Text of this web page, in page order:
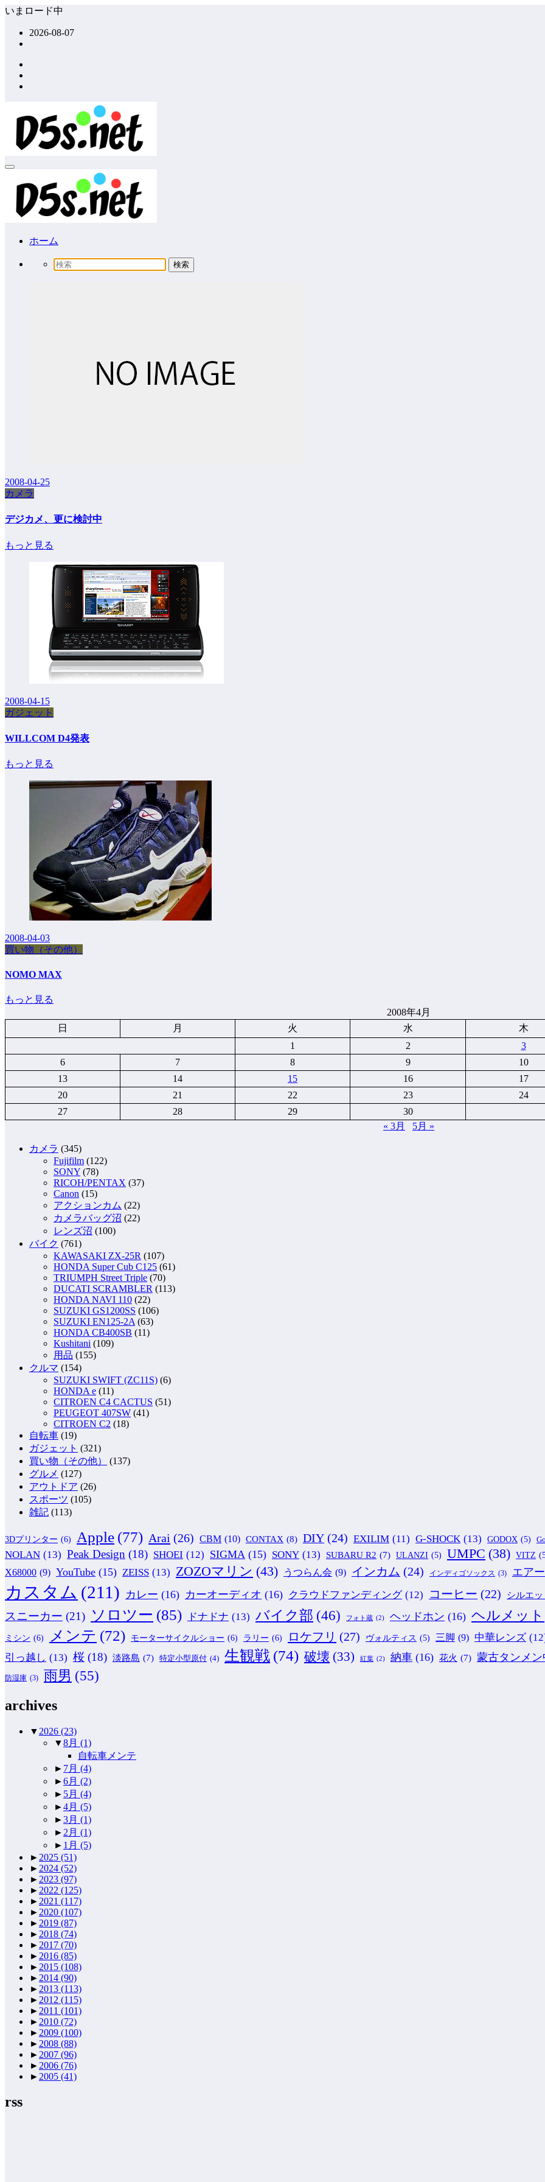
コ
いまロード中
2026-08-07
ホーム
2008-04-25
カメラ
デジカメ、更に検討中
もっと見る
2008-04-15
ガジェット
WILLCOM D4発表
もっと見る
2008-04-03
買い物（その他）
NOMO MAX
もっと見る
2008年4月
日
月 火 水 木
1
2 3
6
7 8 9 10
13
14 15 16 17
20
21 22 23 24
27
28 29
30
« 3月
5月 »
カメラ (345)
Fujifilm (122)
SONY (78)
RICOH/PENTAX (37)
Canon (15)
アクションカム (22)
カメラバッグ沼 (22)
レンズ沼 (100)
バイク (761)
KAWASAKI ZX-25R (107)
HONDA Super Cub C125 (61)
TRIUMPH Street Triple (70)
DUCATI SCRAMBLER (113)
HONDA NAVI 110 (22)
SUZUKI GS1200SS (106)
SUZUKI EN125-2A (63)
HONDA CB400SB (11)
Kushitani (109)
用品 (155)
クルマ (154)
SUZUKI SWIFT (ZC11S) (6)
HONDA e (11)
CITROEN C4 CACTUS (51)
PEUGEOT 407SW (41)
CITROEN C2 (18)
自転車 (19)
ガジェット (321)
買い物（その他）
(137)
グルメ (127)
アウトドア (26)
スポーツ (105)
雑記 (113)
3Dプリンター (6) Apple (77) Arai (26) CBM (10) CONTAX (8) DIY (24) EXILIM (11) G-SHOCK (13) GODOX (5)
NOLAN (13) Peak Design (18) SHOEI (12) SIGMA (15) SONY (13) SUBARU R2 (7) ULANZI (5) UMPC (38) VITZ
X68000 (9) YouTube (15) ZEISS (13) ZOZOマリン (43) うつらん会 (9) インカム (24) インディゴソックス (3) エア
カスタム (211) カレー (16) カーオーディオ (16) クラウドファンディング (12) コーヒー (22) シルエッ
スニーカー (21) ソロツー (85) ドナドナ (13) バイク部 (46) フォト蔵 (2) ヘッドホン (16) ヘルメット
ミシン (6) メンテ (72) モーターサイクルショー (6) ラリー (6) ロケフリ (27) ヴォルティス (5) 三脚 (9) 中華レンズ
引っ越し (13) 桜 (18) 淡路島 (7) 特定小型原付 (4) 生観戦 (74) 破壊 (33) 紅葉 (2) 納車 (16) 花火 (7) 蒙古タンメン
防湿庫 (3) 雨男 (55)
archives
▼ 2026 (23)
▼8月 (1)
自転車メンテ
► 7月 (4)
►6月 (2)
► 5月 (4)
►4月 (5)
►3月 (1)
► 2月 (1)
► 1月 (5)
► 2025 (51)
► 2024 (52)
► 2023 (97)
► 2022 (125)
► 2021 (117)
► 2020 (107)
► 2019 (87)
► 2018 (74)
► 2017 (70)
► 2016 (85)
► 2015 (108)
► 2014 (90)
► 2013 (113)
► 2012 (115)
► 2011 (101)
► 2010 (72)
► 2009 (100)
► 2008 (88)
► 2007 (96)
► 2006 (76)
► 2005 (41)
rss